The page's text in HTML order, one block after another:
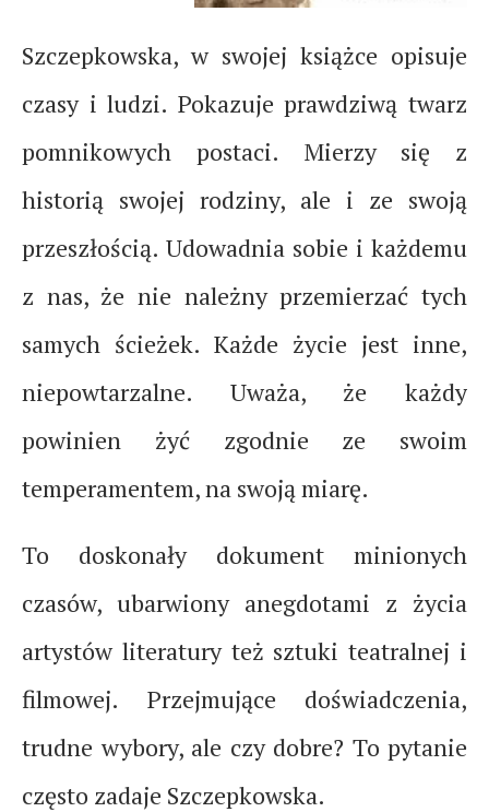
Szczepkowska, w swojej książce opisuje
czasy i ludzi. Pokazuje prawdziwą twarz
pomnikowych postaci. Mierzy się z
historią swojej rodziny, ale i ze swoją
przeszłością. Udowadnia sobie i każdemu
z nas, że nie należny przemierzać tych
samych ścieżek. Każde życie jest inne,
niepowtarzalne. Uważa, że każdy
powinien żyć zgodnie ze swoim
temperamentem, na swoją miarę.
To doskonały dokument minionych
czasów, ubarwiony anegdotami z życia
artystów literatury też sztuki teatralnej i
filmowej. Przejmujące doświadczenia,
trudne wybory, ale czy dobre? To pytanie
często zadaje Szczepkowska.